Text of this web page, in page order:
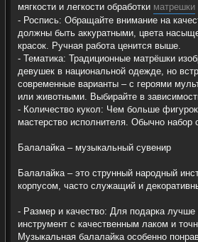
мягкости и легкости обработки матрешки
- Роспись: Обращайте внимание на
должны быть аккуратными, цвета
красок. Ручная работа ценится выше.
- Тематика: Традиционные матрёшки
девушек в национальной одежде, но
современные варианты – с героями
или животными. Выбирайте в
- Количество кукол: Чем больше
мастерство исполнителя. Обычно набор
Балалайка – музыкальный сувенир
Балалайка – это струнный народный
корпусом, часто служащий и
- Размер и качество: Для подарка
инструмент с качественным лаком и
Музыкальная балалайка особенно